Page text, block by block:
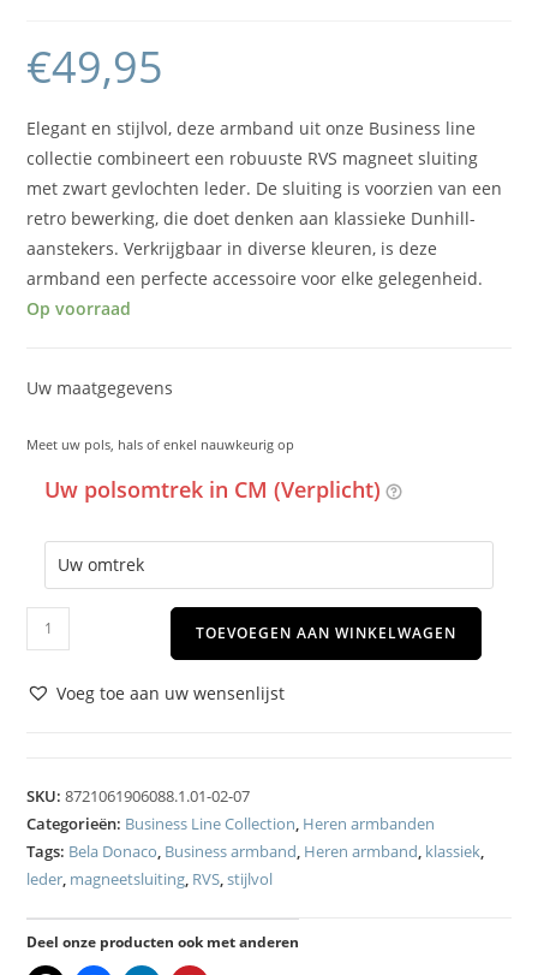
€49,95
Elegant en stijlvol, deze armband uit onze Business line
collectie combineert een robuuste RVS magneet sluiting
met zwart gevlochten leder. De sluiting is voorzien van een
retro bewerking, die doet denken aan klassieke Dunhill-
aanstekers. Verkrijgbaar in diverse kleuren, is deze
armband een perfecte accessoire voor elke gelegenheid.
Op voorraad
Uw maatgegevens
Meet uw pols, hals of enkel nauwkeurig op
Uw polsomtrek in CM (Verplicht)
TOEVOEGEN AAN WINKELWAGEN
Voeg toe aan uw wensenlijst
SKU:8721061906088.1.01-02-07
Categorieën: Business Line Collection Heren armbanden
Tags: Bela Donaco Business armband Heren armband klassiek
leder magneetsluiting RVS ,stijlvol
Deel onze producten ook met anderen